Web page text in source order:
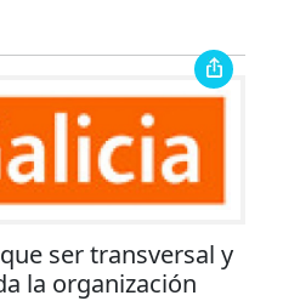
ser transversal y
la organización